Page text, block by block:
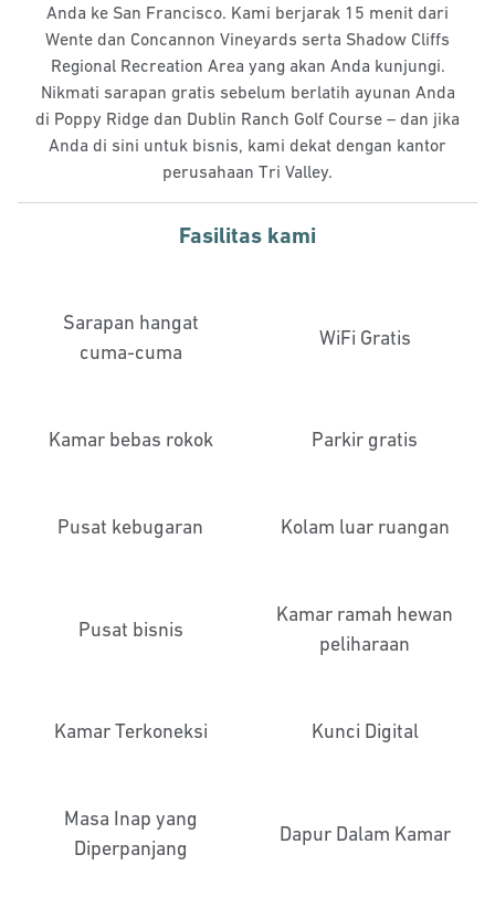
Anda ke San Francisco. Kami berjarak 15 menit dari
Wente dan Concannon Vineyards serta Shadow Cliffs
Regional Recreation Area yang akan Anda kunjungi.
Nikmati sarapan gratis sebelum berlatih ayunan Anda
di Poppy Ridge dan Dublin Ranch Golf Course – dan jika
Anda di sini untuk bisnis, kami dekat dengan kantor
perusahaan Tri Valley.
Fasilitas kami
Sarapan hangat
cuma-cuma
WiFi Gratis
Kamar bebas rokok Parkir gratis
Pusat kebugaran Kolam luar ruangan
Pusat bisnis
Kamar ramah hewan
peliharaan
Kamar Terkoneksi Kunci Digital
Masa Inap yang
Diperpanjang
Dapur Dalam Kamar